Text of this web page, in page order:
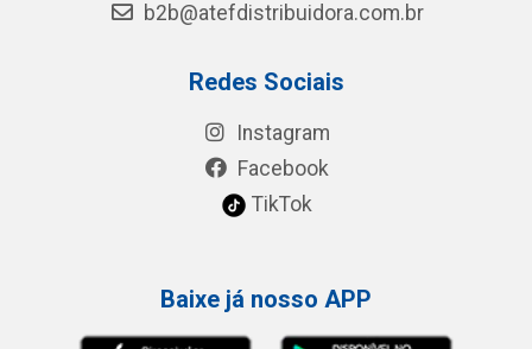
b2b@atefdistribuidora.com.br
Redes Sociais
Instagram
Facebook
TikTok
Baixe já nosso APP